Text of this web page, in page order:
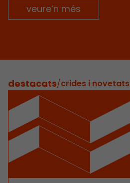
veure’n més
destacats/crides i novetats